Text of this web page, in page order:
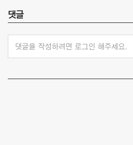
댓글
댓글을 작성하려면 로그인 해주세요.